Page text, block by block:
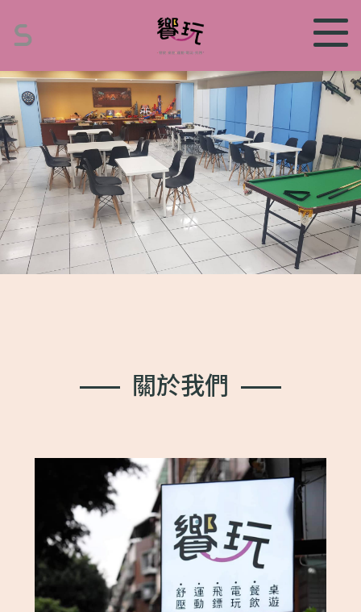
關於我們